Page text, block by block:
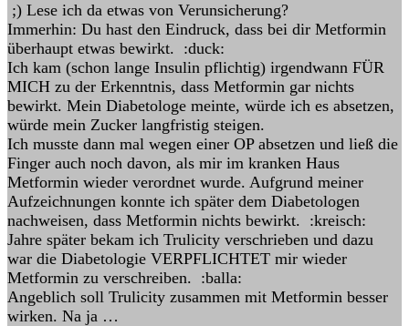
;) Lese ich da etwas von Verunsicherung?
Immerhin: Du hast den Eindruck, dass bei dir Metformin
überhaupt etwas bewirkt. :duck:
Ich kam (schon lange Insulin pflichtig) irgendwann FÜR
MICH zu der Erkenntnis, dass Metformin gar nichts
bewirkt. Mein Diabetologe meinte, würde ich es absetzen,
würde mein Zucker langfristig steigen.
Ich musste dann mal wegen einer OP absetzen und ließ die
Finger auch noch davon, als mir im kranken Haus
Metformin wieder verordnet wurde. Aufgrund meiner
Aufzeichnungen konnte ich später dem Diabetologen
nachweisen, dass Metformin nichts bewirkt. :kreisch:
Jahre später bekam ich Trulicity verschrieben und dazu
war die Diabetologie VERPFLICHTET mir wieder
Metformin zu verschreiben. :balla:
Angeblich soll Trulicity zusammen mit Metformin besser
wirken. Na ja …